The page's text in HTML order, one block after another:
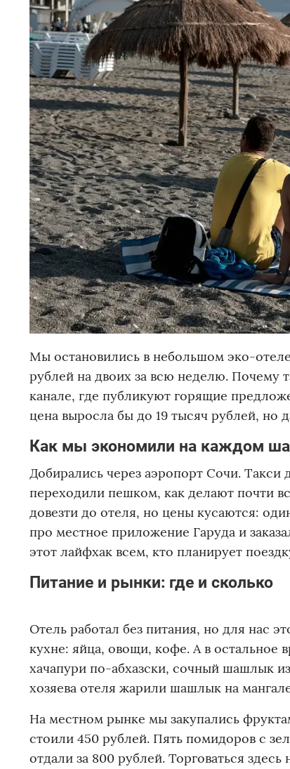
Мы остановились в небольшом эко-
рублей на двоих за всю неделю. Почему
канале, где публикуют горящие
цена выросла бы до 19 тысяч рублей, но
Как мы экономили на каждом
Добирались через аэропорт Сочи.
переходили пешком, как делают почти
довезти до отеля, но цены кусаются:
про местное приложение Гаруда и
этот лайфхак всем, кто планирует
Питание и рынки: где и сколько
Отель работал без питания, но для нас
кухне: яйца, овощи, кофе. А в остальное
хачапури по-абхазски, сочный шашлык
хозяева отеля жарили шашлык на
На местном рынке мы закупались
стоили 450 рублей. Пять помидоров с
отдали за 800 рублей. Торговаться